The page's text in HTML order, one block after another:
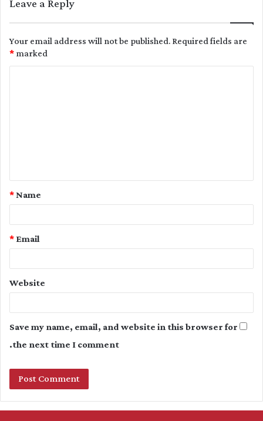
Your email address will not be published.Required fields are
marked
*
t
Name
*
Email
*
Website
Save my name, email, and website in this browser for
the next time I comment.